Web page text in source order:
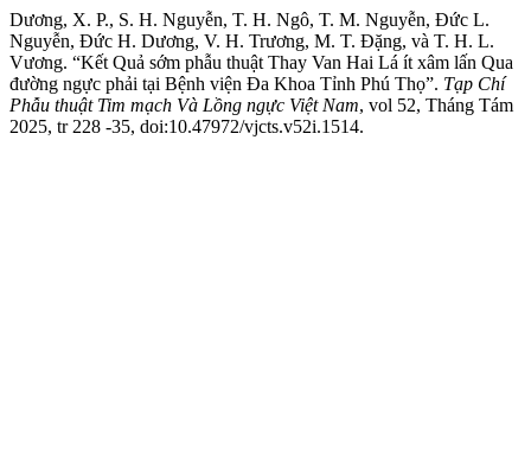
Dương, X. P., S. H. Nguyễn, T. H. Ngô, T. M. Nguyễn, Đức L.
Nguyễn, Đức H. Dương, V. H. Trương, M. T. Đặng, và T. H. L.
Vương. “Kết Quả sớm phẫu thuật Thay Van Hai Lá ít xâm lấn Qua
đường ngực phải tại Bệnh viện Đa Khoa Tỉnh Phú Thọ”. Tạp Chí
Phẫu thuật Tim mạch Và Lồng ngực Việt Nam, vol 52, Tháng Tám
2025, tr 228 -35, doi:10.47972/vjcts.v52i.1514.